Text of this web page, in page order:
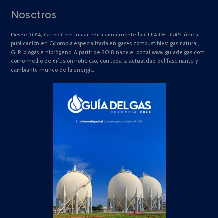
Nosotros
Desde 2014, Grupo Comunicar edita anualmente la GUÍA DEL GAS, única
publicación en Colombia especializada en gases combustibles: gas natural,
GLP, biogás e hidrógeno. A partir de 2018 nace el portal www.guiadelgas.com
como medio de difusión noticioso, con toda la actualidad del fascinante y
cambiante mundo de la energía.